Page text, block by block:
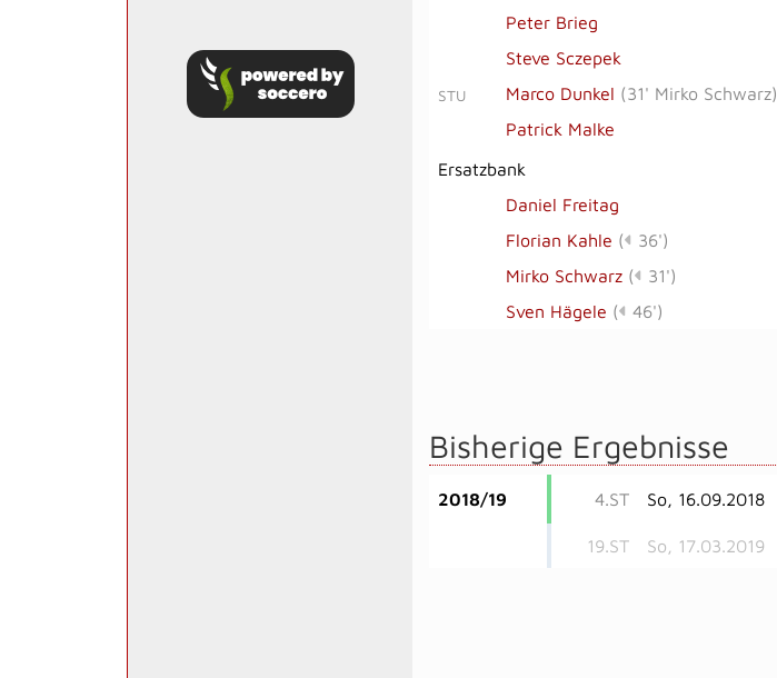
Peter Brieg
Steve Sczepek
STU Marco Dunkel (31' Mirko Schwarz)
Patrick Malke
Ersatzbank
Daniel Freitag
Florian Kahle (
36')
Mirko Schwarz (
31')
Sven Hägele ( 46')
Bisherige Ergebnisse
2018/19 4.ST So, 16.09.2018
19.ST So, 17.03.2019